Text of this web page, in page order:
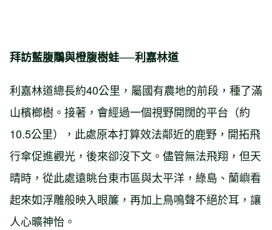
拜訪藍腹鷴與橙腹樹蛙──利嘉林道
利嘉林道總長約40公里，屬國有農地的前段，種了滿
山檳榔樹。接著，會經過一個視野開闊的平台（約
10.5公里），此處原本打算效法鄰近的鹿野，開拓飛
行傘促進觀光，後來卻沒下文。儘管無法飛翔，但天
晴時，從此處遠眺台東市區與太平洋，綠島、蘭嶼看
起來如浮雕般映入眼簾，再加上鳥鳴聲不絕於耳，讓
人心曠神怡。